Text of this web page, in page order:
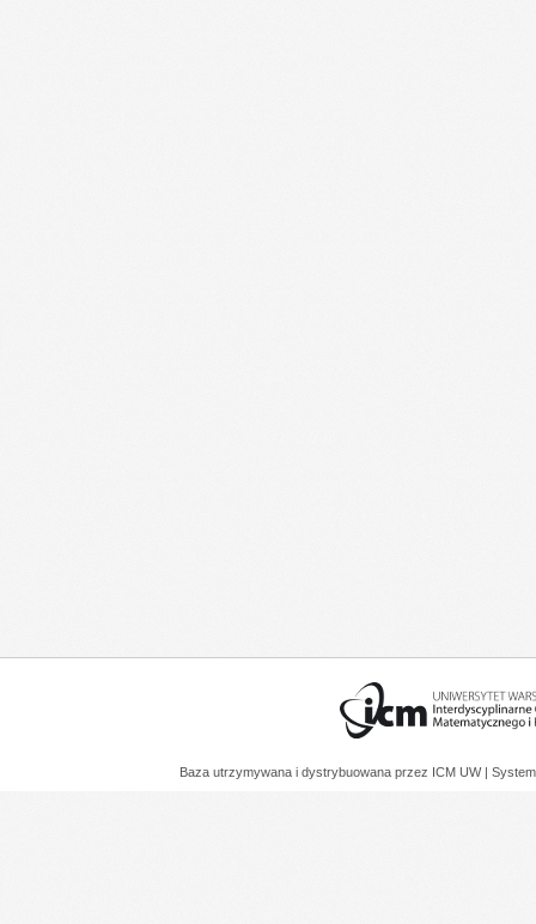
Baza utrzymywana i dystrybuowana przez ICM UW |